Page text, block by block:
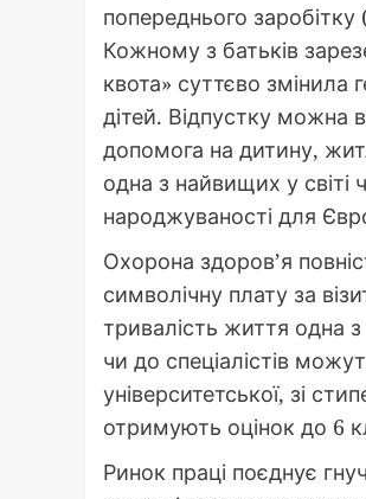
попереднього
Кожному з батьків
квота» суттєво змінила
дітей. Відпустку можна
допомога на дитину,
одна з найвищих у світі
народжуваності для
Охорона здоров’я
символічну плату за
тривалість життя одна
чи до спеціалістів
університетської, зі
отримують оцінок до 6
Ринок праці поєднує